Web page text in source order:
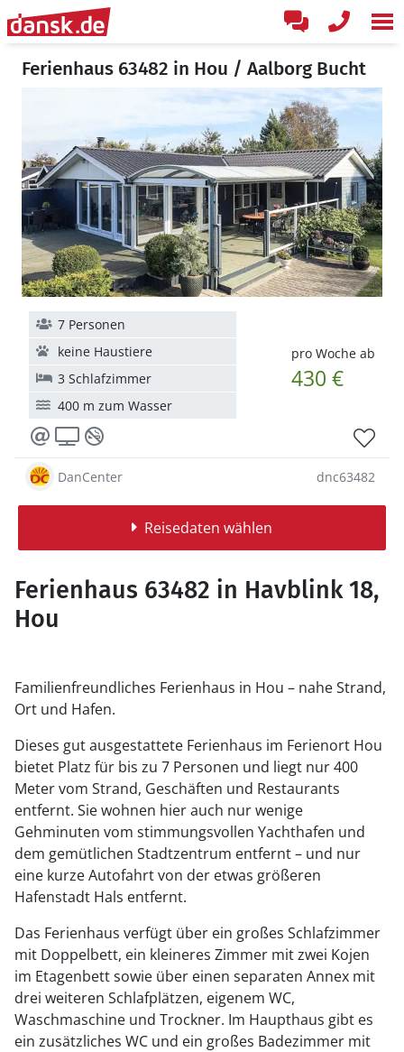
Ferienhaus 63482 in Hou / Aalborg Bucht
pro Woche ab
430 €
7 Personen
keine Haustiere
3 Schlafzimmer
400 m zum Wasser
DanCenter dnc63482
Reisedaten wählen
Ferienhaus 63482 in Havblink 18,
Hou
Familienfreundliches Ferienhaus in Hou – nahe Strand,
Ort und Hafen.
Dieses gut ausgestattete Ferienhaus im Ferienort Hou
bietet Platz für bis zu 7 Personen und liegt nur 400
Meter vom Strand, Geschäften und Restaurants
entfernt. Sie wohnen hier auch nur wenige
Gehminuten vom stimmungsvollen Yachthafen und
dem gemütlichen Stadtzentrum entfernt – und nur
eine kurze Autofahrt von der etwas größeren
Hafenstadt Hals entfernt.
Das Ferienhaus verfügt über ein großes Schlafzimmer
mit Doppelbett, ein kleineres Zimmer mit zwei Kojen
im Etagenbett sowie über einen separaten Annex mit
drei weiteren Schlafplätzen, eigenem WC,
Waschmaschine und Trockner. Im Haupthaus gibt es
ein zusätzliches WC und ein großes Badezimmer mit